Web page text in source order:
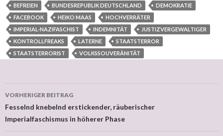
BEFREIEN BUNDESREPUBLIK DEUTSCHLAND
DEMOKRATIE
FACEBOOK
HEIKO MAAS
HOCHVERRÄTER
IMPERIAL-NAZIFASCHIST
INDEMNITÄT
JUSTIZVERGEWALTIGER
KONTROLLFREAKS
LATERNE
STAATSTERROR
STAATSTERRORIST
VOLKSSOUVERÄNITÄT
Beitragsnavigation
VORHERIGER BEITRAG
Fesselnd knebelnd erstickender, räuberischer
Imperialfaschismus in höherer Phase